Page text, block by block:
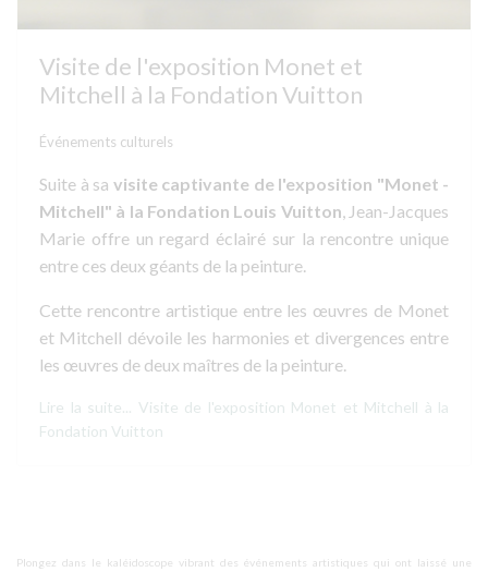
Visite de l'exposition Monet et
Mitchell à la Fondation Vuitton
Événements culturels
Suite à sa visite captivante de l'exposition "Monet -
Mitchell" à la Fondation Louis Vuitton, Jean-Jacques
Marie offre un regard éclairé sur la rencontre unique
entre ces deux géants de la peinture.
Cette rencontre artistique entre les œuvres de Monet
et Mitchell dévoile les harmonies et divergences entre
les œuvres de deux maîtres de la peinture.
Lire la suite... Visite de l'exposition Monet et Mitchell à la
Fondation Vuitton
Plongez dans le kaléidoscope vibrant des événements artistiques qui ont laissé une